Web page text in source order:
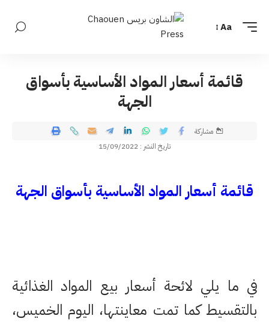
Aa
قائمة أسعار المواد الأساسية بأسواق
الجهة
تاريخ النشر : 15/09/2022
مشاركة
قائمة أسعار المواد الأساسية بأسواق الجهة
في ما يلي لائحة أسعار بيع المواد الغذائية
بالتقسيط كما تمت معاينتها، اليوم الخميس،